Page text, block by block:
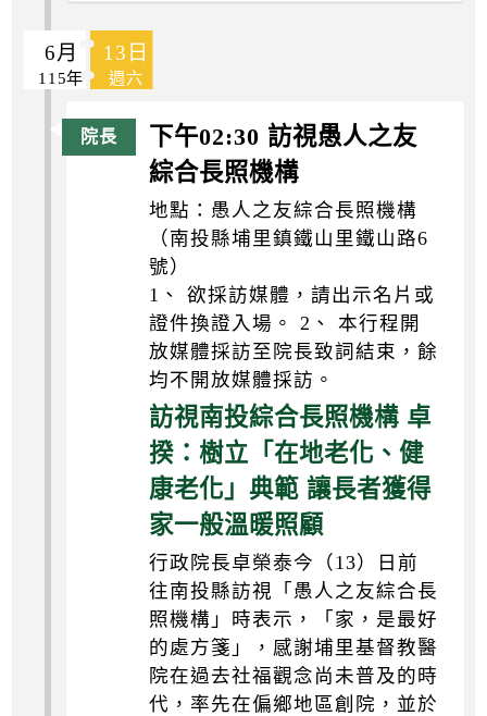
6月 13日
115年 週六
下午02:30 訪視愚人之友
綜合長照機構
地點：愚人之友綜合長照機構
（南投縣埔里鎮鐵山里鐵山路6
號）
1、 欲採訪媒體，請出示名片或
證件換證入場。 2、 本行程開
放媒體採訪至院長致詞結束，餘
均不開放媒體採訪。
訪視南投綜合長照機構 卓
揆：樹立「在地老化、健
康老化」典範 讓長者獲得
家一般溫暖照顧
行政院長卓榮泰今（13）日前
往南投縣訪視「愚人之友綜合長
照機構」時表示，「家，是最好
的處方箋」，感謝埔里基督教醫
院在過去社福觀念尚未普及的時
代，率先在偏鄉地區創院，並於